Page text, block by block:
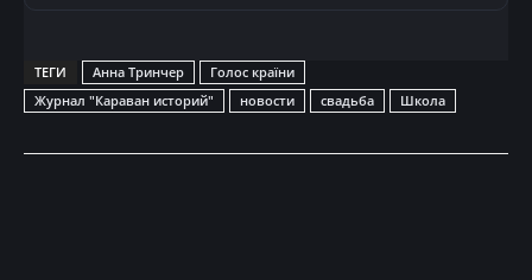
ТЕГИ Анна Тринчер
Голос країни
Журнал "Караван историй"
новости свадьба Школа